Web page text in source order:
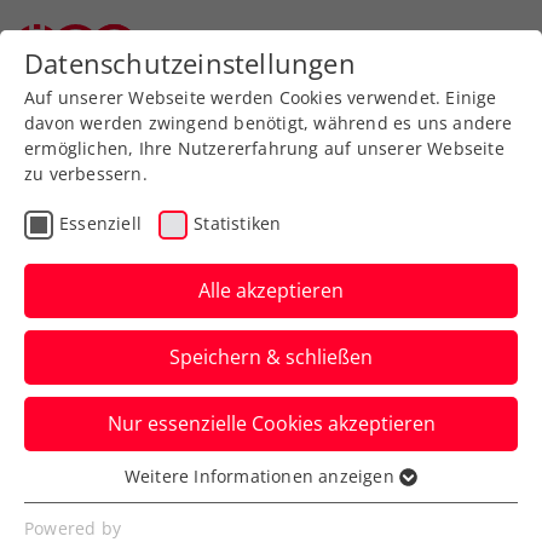
Zurück zur Newsübersicht
Turniere
BAD WALTERSDORF
TROPHY: Auch Novak und
Misolic weiter
Damit kommt es beim ATP-Challenger
gleich zu drei Achtelfinalkrachern mit rot-
weiß-roter Beteiligung.
Verfasst von: Presseaussendung / Redaktion, 18.09.2024
Datenschutzeinstellungen
Auf unserer Webseite werden Cookies verwendet. Einige
davon werden zwingend benötigt, während es uns andere
ermöglichen, Ihre Nutzererfahrung auf unserer Webseite
zu verbessern.
Essenziell Statistiken
Alle akzeptieren
Speichern & schließen
Nur essenzielle Cookies akzeptieren
Essenziell
Essenzielle Cookies werden für grundlegende
Weitere Informationen anzeigen
Powered by